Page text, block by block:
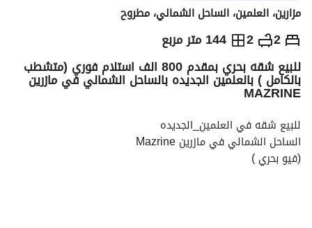
مزارين، العلمين، الساحل الشمالي، مطروح
2
2 144 متر مربع ج.م 8,000,000
التفاصيل الاتجاهات والمؤشرات رهن عقاري
للبيع شقه بحري بمقدم 800 الف استلام فوري (متشطب
بالكامل ) بالعلمين الجديده بالساحل الشمالي في مازرين
MAZRINE
للبيع شقه في العلمين_الجديده
الساحل الشمالي في مازرين Mazrine
(فيو بحري )